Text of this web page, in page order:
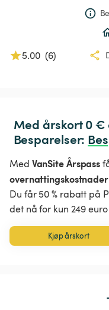
5.00 (6)
Med årskort 0
Besparelser:
Med VanSite Årspass
overnattingskostnader
Du får 50 % rabatt på
det nå for kun 249
Kjøp årskort